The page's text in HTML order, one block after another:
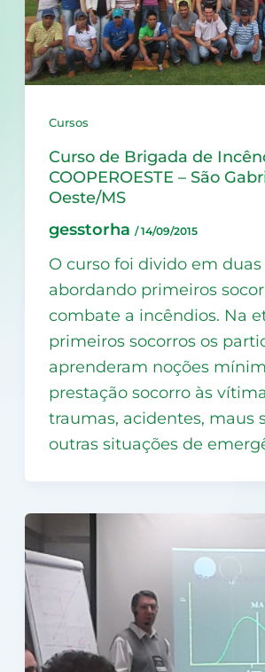
Cursos
Curso de Brigada de
COOPEROESTE – São
Oeste/MS
gesstorha /14/09/2015
O curso foi divido em
abordando primeiros
combate a incêndios. Na
primeiros socorros os
aprenderam noções
prestação socorro às
traumas, acidentes, maus
outras situações de